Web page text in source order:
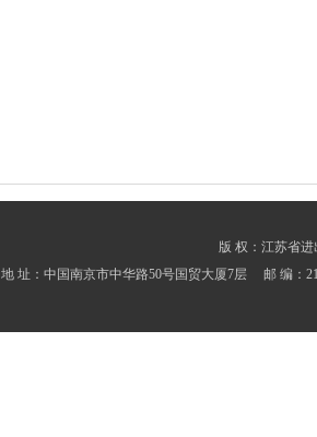
版 权：江苏省
地 址：中国南京市中华路50号国贸大厦7层 邮 编：